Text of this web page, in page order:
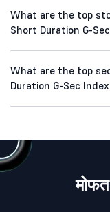
What are the top
Short Duration G-
What are the top
Duration G-Sec